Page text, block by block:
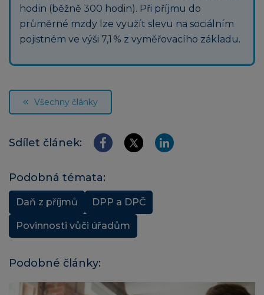
hodin (běžně 300 hodin). Při příjmu do
průměrné mzdy lze využít slevu na sociálním
pojistném ve výši 7,1 % z vyměřovacího základu.
Všechny články
Sdílet článek:
Podobná témata:
Daň z příjmů DPP a DPČ
Povinnosti vůči úřadům
Podobné články: